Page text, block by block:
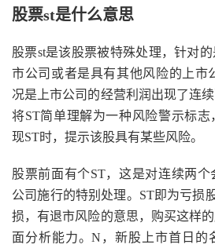
股票st是什么意思
股票st是该股票被特殊处理，针对
市公司或者是具有其他风险的上市
况是上市公司的经营利润出现了连
将ST简单理解为一种风险警示标
现ST时，提示该股具有某些风险。
股票前面有个ST，这是对连续两
公司施行的特别处理。ST即为亏损
损，有退市风险的意思，购买这样
面分析能力。N，新股上市首日的